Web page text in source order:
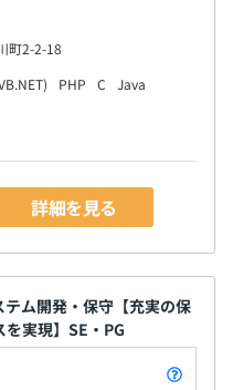
町2-2-18
PHP C
Java
詳細を見る
ム開発・保守【充実の保
実現】SE・PG